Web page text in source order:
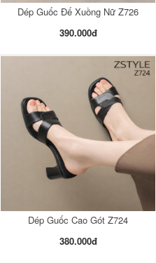
Dép Guốc Đế Xuồng Nữ Z726
390.000đ
Dép Guốc Cao Gót Z724
380.000đ